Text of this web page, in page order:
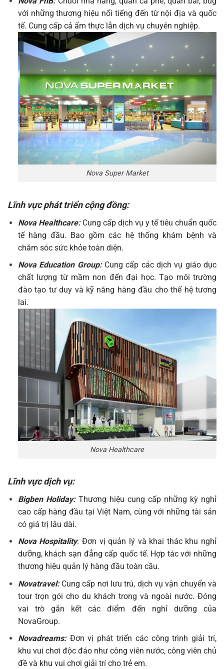
với những thương hiệu nổi tiếng đến từ nội địa và quốc
tế. Cung cấp cả ẩm thực lẫn dịch vụ chuyên nghiệp.
Nova Super Market
Lĩnh vực phát triển cộng đồng:
Nova Healthcare:Cung cấp dịch vụ y tế tiêu chuẩn quốc
tế hàng đầu. Bao gồm các hệ thống khám bệnh và
chăm sóc sức khỏe toàn diện.
Nova Education Group:Cung cấp các dịch vụ giáo dục
chất lượng từ mầm non đến đại học. Tạo môi trường
đào tạo tư duy và kỹ năng hàng đầu cho thế hệ tương
lai.
Nova Healthcare
Lĩnh vực dịch vụ:
Bigben Holiday:Thương hiệu cung cấp những kỳ nghỉ
cao cấp hàng đầu tại Việt Nam, cùng với những tài sản
có giá trị lâu dài.
Nova Hospitality: Đơn vị quản lý và khai thác khu nghỉ
dưỡng, khách sạn đẳng cấp quốc tế. Hợp tác với những
thương hiệu quản lý hàng đầu toàn cầu.
Novatravel:Cung cấp nơi lưu trú, dịch vụ vận chuyển và
tour trọn gói cho du khách trong và ngoài nước. Đóng
vai trò gắn kết các điểm đến nghỉ dưỡng của
NovaGroup.
Novadreams:Đơn vị phát triển các công trình giải trí,
khu vui chơi độc đáo như công viên nước, công viên chủ
đề và khu vui chơi giải trí cho trẻ em.